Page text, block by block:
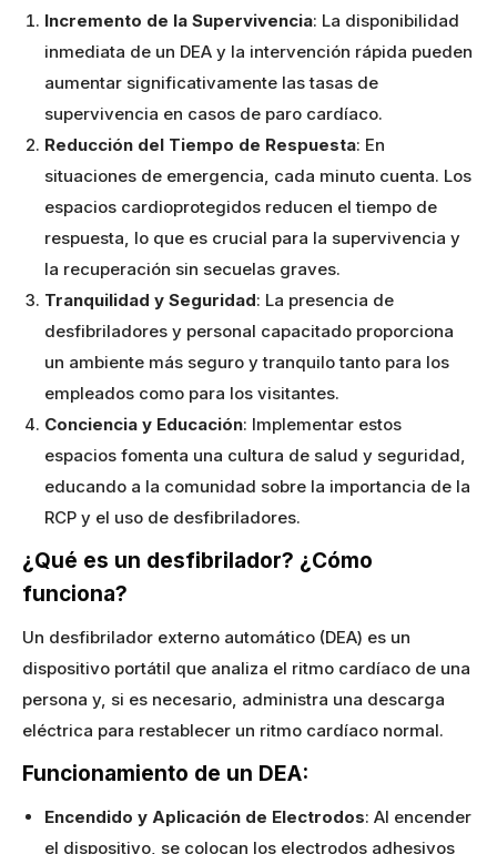
Incremento de la Supervivencia: La disponibilidad
inmediata de un DEA y la intervención rápida pueden
aumentar significativamente las tasas de
supervivencia en casos de paro cardíaco.
Reducción del Tiempo de Respuesta: En
situaciones de emergencia, cada minuto cuenta. Los
espacios cardioprotegidos reducen el tiempo de
respuesta, lo que es crucial para la supervivencia y
la recuperación sin secuelas graves.
Tranquilidad y Seguridad: La presencia de
desfibriladores y personal capacitado proporciona
un ambiente más seguro y tranquilo tanto para los
empleados como para los visitantes.
Conciencia y Educación: Implementar estos
espacios fomenta una cultura de salud y seguridad,
educando a la comunidad sobre la importancia de la
RCP y el uso de desfibriladores.
¿Qué es un desfibrilador? ¿Cómo
funciona?
Un desfibrilador externo automático (DEA) es un
dispositivo portátil que analiza el ritmo cardíaco de una
persona y, si es necesario, administra una descarga
eléctrica para restablecer un ritmo cardíaco normal.
Funcionamiento de un DEA:
Encendido y Aplicación de Electrodos: Al encender
el dispositivo, se colocan los electrodos adhesivos